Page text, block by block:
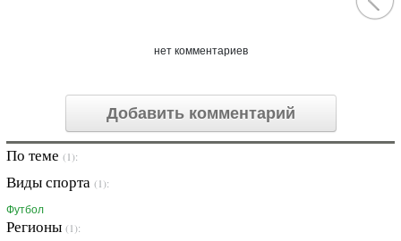
нет комментариев
Добавить комментарий
По теме (1):
Виды спорта (1):
Футбол
Регионы (1):